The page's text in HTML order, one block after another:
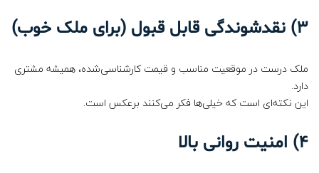
3) نقدشوندگی قابل قبول (برای ملک خوب)
ملک درست در موقعیت مناسب و قیمت کارشناسی‌شده، همیشه مشتری
دارد.
این نکته‌ای است که خیلی‌ها فکر می‌کنند برعکس است.
4) امنیت روانی بالا